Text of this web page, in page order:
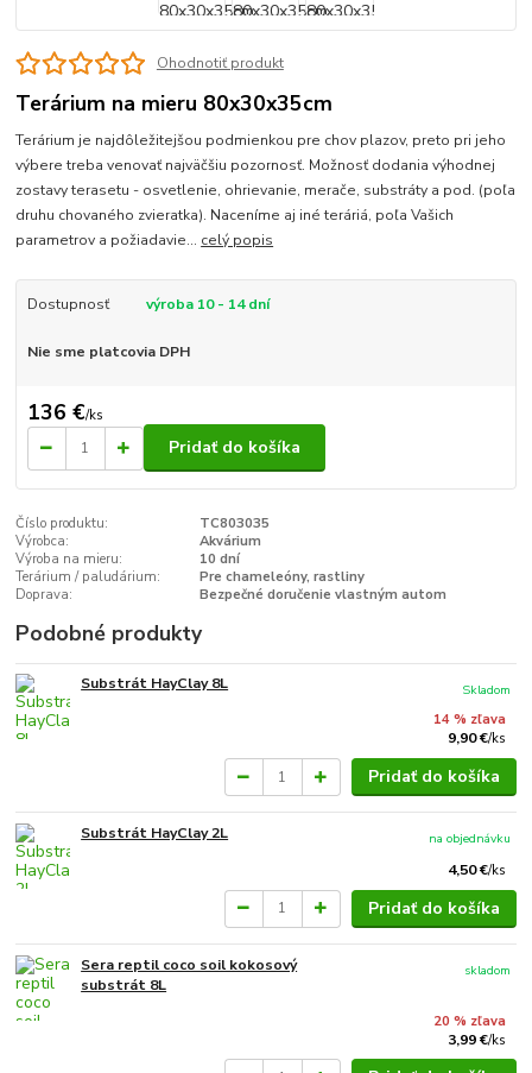
Ohodnotiť produkt
Terárium na mieru 80x30x35cm
Terárium je najdôležitejšou podmienkou pre chov plazov, preto pri jeho
výbere treba venovať najväčšiu pozornosť. Možnosť dodania výhodnej
zostavy terasetu - osvetlenie, ohrievanie, merače, substráty a pod. (poľa
druhu chovaného zvieratka). Naceníme aj iné teráriá, poľa Vašich
parametrov a požiadavie... celý popis
Dostupnosť výroba 10 - 14 dní
Nie sme platcovia DPH
136 €/ks
Pridať do košíka
Číslo produktu:
TC803035
Výrobca:
Akvárium
Výroba na mieru:
10 dní
Terárium / paludárium:
Pre chameleóny, rastliny
Doprava:
Bezpečné doručenie vlastným autom
Podobné produkty
Substrát HayClay 8L
14 % zľava
9,90 €/ks
Skladom
Pridať do košíka
Substrát HayClay 2L
4,50 €/ks
na objednávku
Pridať do košíka
Sera reptil coco soil kokosový
substrát 8L
20 % zľava
3,99 €/ks
skladom